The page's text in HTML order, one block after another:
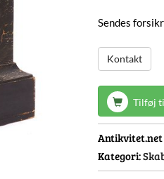
Sendes
Kontakt
Tilføj
Kategori: